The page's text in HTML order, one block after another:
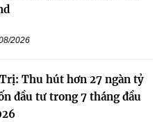
2026
Thu hút hơn 27 ngàn tỷ
đầu tư trong 7 tháng đầu